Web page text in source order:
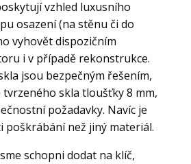
vzhled luxusního
osazení (na stěnu či do
vyhovět dispozičním
i v případě rekonstrukce.
jsou bezpečným řešením,
skla tloušťky 8 mm,
požadavky. Navíc je
než jiný materiál.
schopni dodat na klíč,